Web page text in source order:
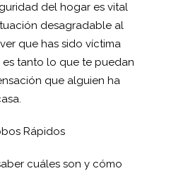
del hogar es vital
desagradable al
que has sido víctima
tanto lo que te puedan
que alguien ha
Rápidos
cuáles son y cómo